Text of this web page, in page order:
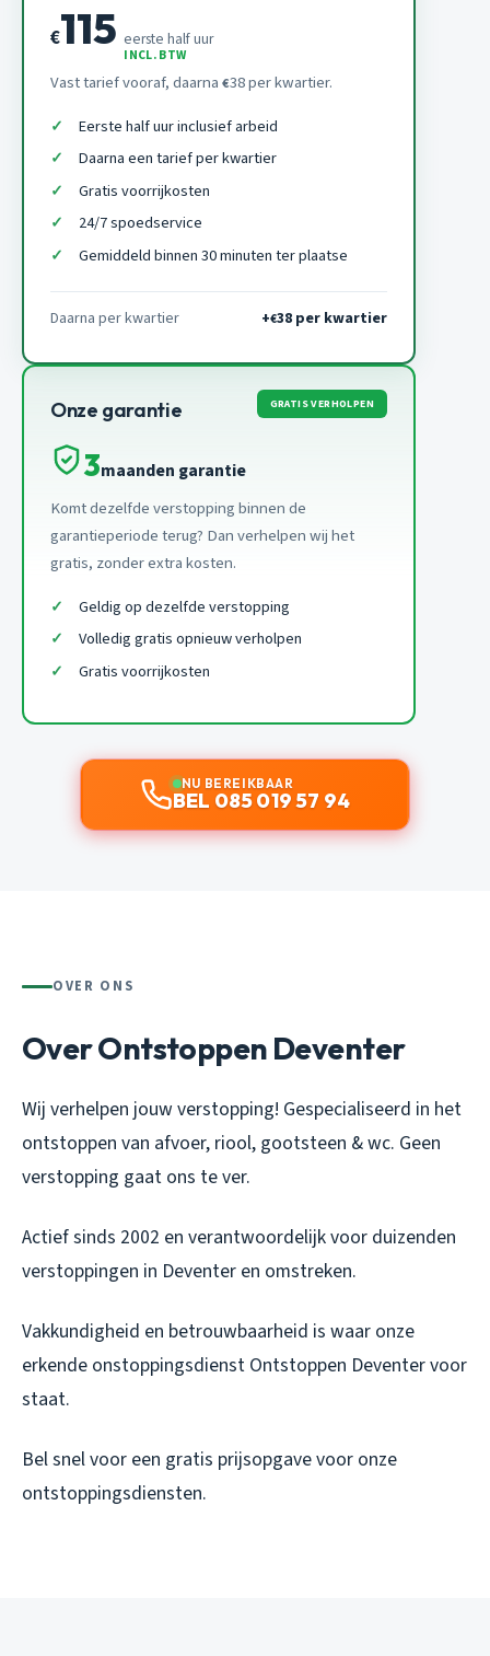
€115 eerste half uur
INCL. BTW
Vast tarief vooraf, daarna €38 per kwartier.
Eerste half uur inclusief arbeid
Daarna een tarief per kwartier
Gratis voorrijkosten
24/7 spoedservice
Gemiddeld binnen 30 minuten ter plaatse
Daarna per kwartier +€38 per kwartier
Onze garantie GRATIS VERHOLPEN
3maanden garantie
Komt dezelfde verstopping binnen de
garantieperiode terug? Dan verhelpen wij het
gratis, zonder extra kosten.
Geldig op dezelfde verstopping
Volledig gratis opnieuw verholpen
Gratis voorrijkosten
NU BEREIKBAAR
BEL 085 019 57 94
OVER ONS
Over Ontstoppen Deventer
Wij verhelpen jouw verstopping! Gespecialiseerd in het
ontstoppen van afvoer, riool, gootsteen & wc. Geen
verstopping gaat ons te ver.
Actief sinds 2002 en verantwoordelijk voor duizenden
verstoppingen in Deventer en omstreken.
Vakkundigheid en betrouwbaarheid is waar onze
erkende onstoppingsdienst Ontstoppen Deventer voor
staat.
Bel snel voor een gratis prijsopgave voor onze
ontstoppingsdiensten.